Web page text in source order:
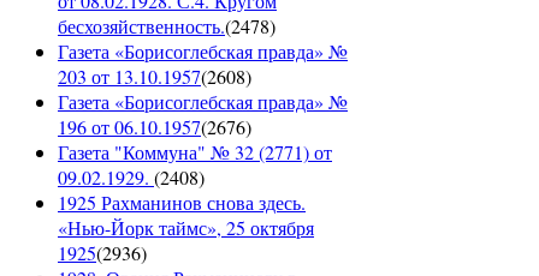
бесхозяйственность.(2478)
Газета «Борисоглебская правда» №
203 от 13.10.1957(2608)
Газета «Борисоглебская правда» №
196 от 06.10.1957(2676)
Газета "Коммуна" № 32 (2771) от
09.02.1929. (2408)
1925 Рахманинов снова здесь.
«Нью-Йорк таймс», 25 октября
1925(2936)